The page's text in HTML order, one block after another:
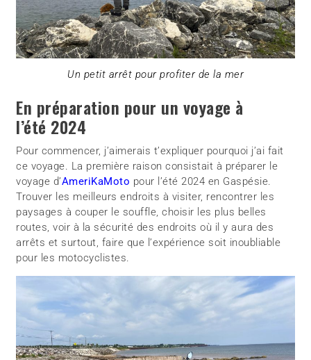
Un petit arrêt pour profiter de la mer
En préparation pour un voyage à
l’été 2024
Pour commencer, j’aimerais t’expliquer pourquoi j’ai fait
ce voyage. La première raison consistait à préparer le
voyage d’AmeriKaMoto pour l’été 2024 en Gaspésie.
Trouver les meilleurs endroits à visiter, rencontrer les
paysages à couper le souffle, choisir les plus belles
routes, voir à la sécurité des endroits où il y aura des
arrêts et surtout, faire que l’expérience soit inoubliable
pour les motocyclistes.